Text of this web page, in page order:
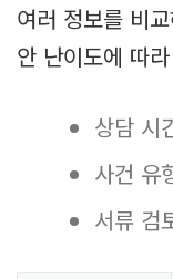
여러 정보를 비
안 난이도에 따
상담 시
사건 유
서류 검